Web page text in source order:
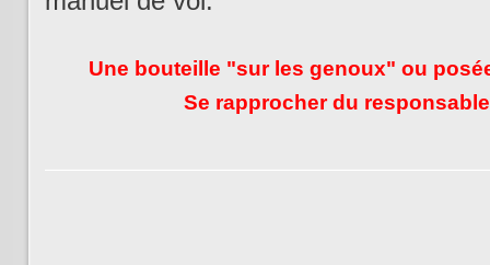
Une bouteille "sur les genoux" ou
Se rapprocher du